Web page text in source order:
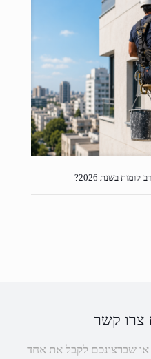
בשנת 2026?
צרו קשר
או שברצונכם לקבל את אחד